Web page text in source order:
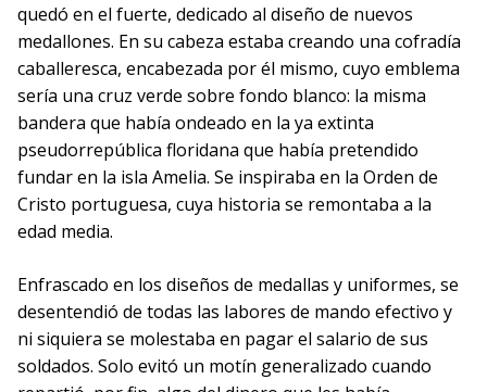
quedó en el fuerte, dedicado al diseño de nuevos
medallones. En su cabeza estaba creando una cofradía
caballeresca, encabezada por él mismo, cuyo emblema
sería una cruz verde sobre fondo blanco: la misma
bandera que había ondeado en la ya extinta
pseudorrepública floridana que había pretendido
fundar en la isla Amelia. Se inspiraba en la Orden de
Cristo portuguesa, cuya historia se remontaba a la
edad media.
Enfrascado en los diseños de medallas y uniformes, se
desentendió de todas las labores de mando efectivo y
ni siquiera se molestaba en pagar el salario de sus
soldados. Solo evitó un motín generalizado cuando